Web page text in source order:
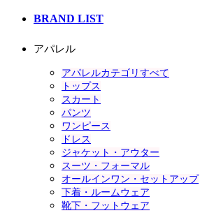
BRAND LIST
アパレル
アパレルカテゴリすべて
トップス
スカート
パンツ
ワンピース
ドレス
ジャケット・アウター
スーツ・フォーマル
オールインワン・セットアップ
下着・ルームウェア
靴下・フットウェア